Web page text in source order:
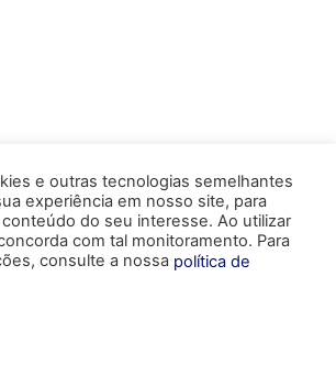
os direitos reservados.
e outras tecnologias semelhantes
experiência em nosso site, para
do seu interesse. Ao utilizar
com tal monitoramento. Para
consulte a nossa política de